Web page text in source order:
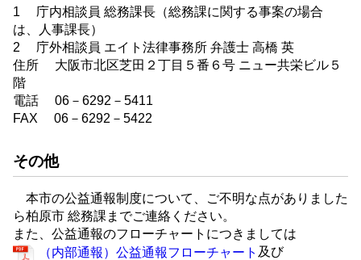
1 庁内相談員 総務課長（総務課に関する事案の場合
は、人事課長）
2 庁外相談員 エイト法律事務所 弁護士 高橋 英
住所 大阪市北区芝田２丁目５番６号 ニュー共栄ビル５
階
電話 06－6292－5411
FAX 06－6292－5422
その他
本市の公益通報制度について、ご不明な点がありました
ら柏原市 総務課までご連絡ください。
また、公益通報のフローチャートにつきましては
（内部通報）公益通報フローチャート 及び